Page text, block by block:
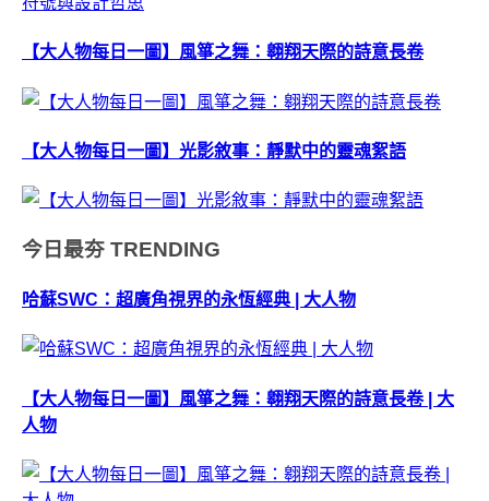
【大人物每日一圖】風箏之舞：翱翔天際的詩意長卷
【大人物每日一圖】光影敘事：靜默中的靈魂絮語
今日最夯 TRENDING
哈蘇SWC：超廣角視界的永恆經典 | 大人物
【大人物每日一圖】風箏之舞：翱翔天際的詩意長卷 | 大
人物